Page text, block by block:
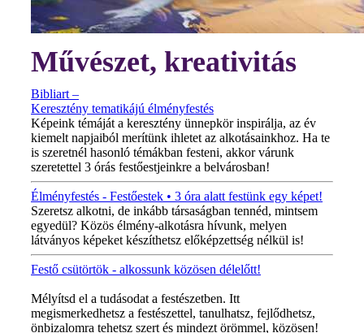
Művészet, kreativitás
Bibliart –
Keresztény tematikájú élményfestés
Képeink témáját a keresztény ünnepkör inspirálja, az év
kiemelt napjaiból merítünk ihletet az alkotásainkhoz. Ha te
is szeretnél hasonló témákban festeni, akkor várunk
szeretettel 3 órás festőestjeinkre a belvárosban!
Élményfestés - Festőestek • 3 óra alatt festünk egy képet!
Szeretsz alkotni, de inkább társaságban tennéd, mintsem
egyedül? Közös élmény-alkotásra hívunk, melyen
látványos képeket készíthetsz előképzettség nélkül is!
Festő csütörtök - alkossunk közösen délelőtt!
Mélyítsd el a tudásodat a festészetben. Itt
megismerkedhetsz a festészettel, tanulhatsz, fejlődhetsz,
önbizalomra tehetsz szert és mindezt örömmel, közösen!